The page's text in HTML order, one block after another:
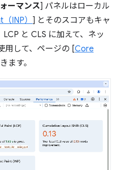
ーマンス] パネルはローカル
INP） ] とそのスコアもキャ
と CLS に加えて、ネッ
用して、ページの [Core
ます。